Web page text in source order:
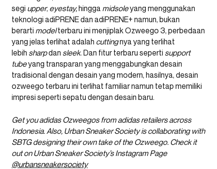
segi upper, eyestay,hingga midsoleyang menggunakan
teknologi adiPRENE dan adiPRENE+ namun, bukan
berarti modelterbaru ini menjiplak Ozweego 3, perbedaan
yang jelas terlihat adalah cuttingnya yang terlihat
lebih sharpdan sleek. Dan fitur terbaru seperti support
tubeyang transparan yang menggabungkan desain
tradisional dengan desain yang modern, hasilnya, desain
ozweego terbaru ini terlihat familiar namun tetap memiliki
impresi seperti sepatu dengan desain baru.
Get you adidas Ozweegos from adidas retailers across
Indonesia. Also, Urban Sneaker Society is collaborating with
SBTG designing their own take of the Ozweego. Check it
out on Urban Sneaker Society’s Instagram Page
@urbansneakersociety